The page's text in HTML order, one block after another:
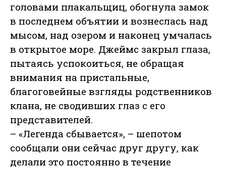
головами плакальщиц, обогнула замок
в последнем объятии и вознеслась над
мысом, над озером и наконец умчалась
в открытое море. Джеймс закрыл глаза,
пытаясь успокоиться, не обращая
внимания на пристальные,
благоговейные взгляды родственников
клана, не сводивших глаз с его
представителей.
– «Легенда сбывается», – шепотом
сообщали они сейчас друг другу, как
делали это постоянно в течение